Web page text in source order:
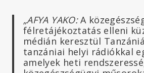
„AFYA YAKO:A
félretájékoztatás elleni
médián keresztül
tanzániai helyi rádiókkal
amelyek heti